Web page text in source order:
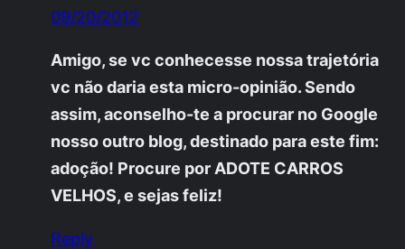
09/20/2012
Amigo, se vc conhecesse nossa trajetória
vc não daria esta micro-opinião. Sendo
assim, aconselho-te a procurar no Google
nosso outro blog, destinado para este fim:
adoção! Procure por ADOTE CARROS
VELHOS, e sejas feliz!
Reply